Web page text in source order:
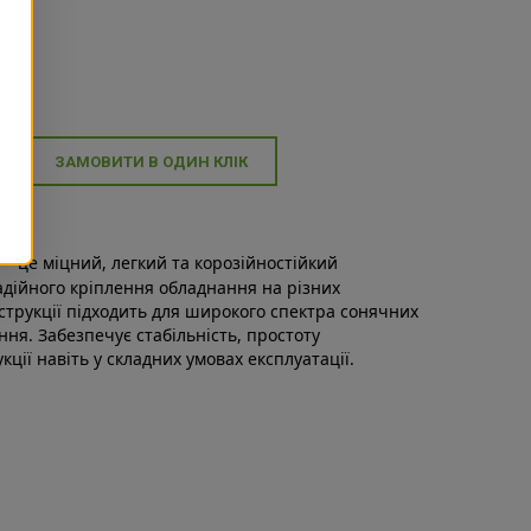
ЗАМОВИТИ В ОДИН КЛІК
це міцний, легкий та корозійностійкий
кріплення обладнання на різних
підходить для широкого спектра сонячних
Забезпечує стабільність, простоту
навіть у складних умовах експлуатації.